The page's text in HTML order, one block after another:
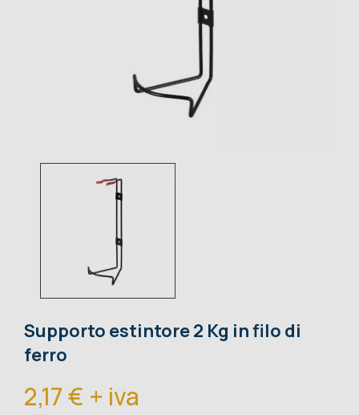
Supporto estintore 2 Kg in filo di
ferro
2,17 € + iva